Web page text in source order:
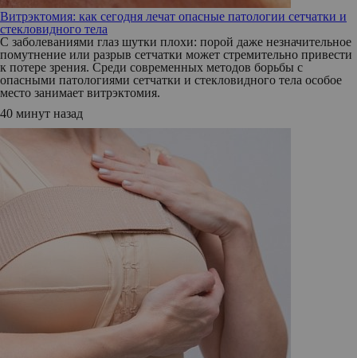
Витрэктомия: как сегодня лечат опасные патологии сетчатки и
стекловидного тела
С заболеваниями глаз шутки плохи: порой даже незначительное
помутнение или разрыв сетчатки может стремительно привести
к потере зрения. Среди современных методов борьбы с
опасными патологиями сетчатки и стекловидного тела особое
место занимает витрэктомия.
40 минут назад